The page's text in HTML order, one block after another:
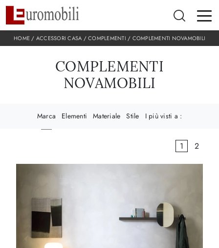
HOME / ACCESSORI CASA /COMPLEMENTI / COMPLEMENTI NOVAMOBILI
COMPLEMENTI
NOVAMOBILI
Marca Elementi Materiale Stile I più visti a :
1 2